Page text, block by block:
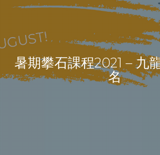
暑期攀石課程2021 – 九
名